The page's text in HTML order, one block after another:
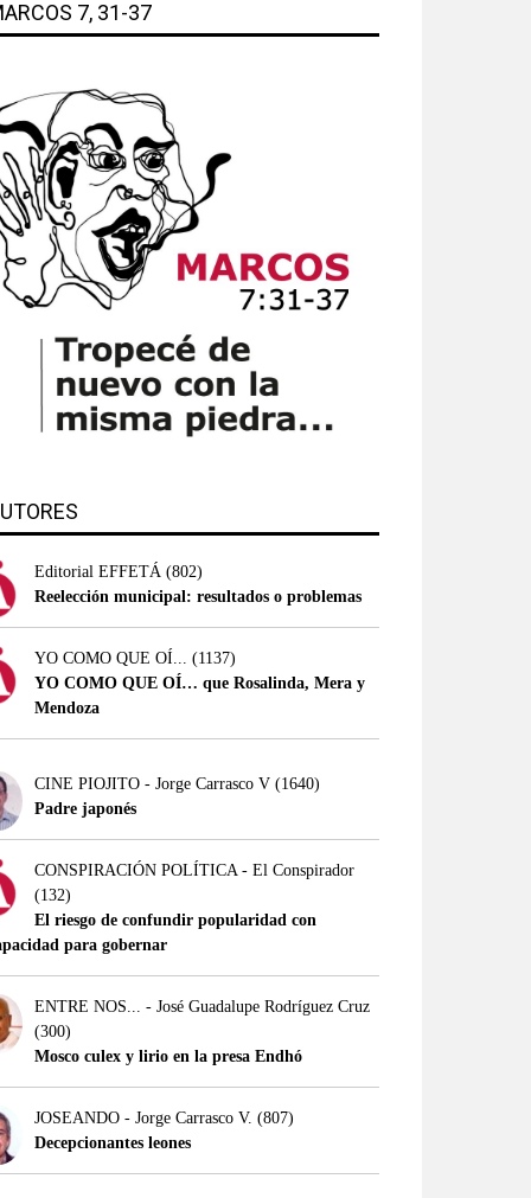
7, 31-37
Editorial EFFETÁ (802)
Reelección municipal: resultados o problemas
YO COMO QUE OÍ... (1137)
YO COMO QUE OÍ… que Rosalinda, Mera y
Mendoza
CINE PIOJITO - Jorge Carrasco V (1640)
Padre japonés
CONSPIRACIÓN POLÍTICA - El Conspirador
(132)
El riesgo de confundir popularidad con
para gobernar
ENTRE NOS... - José Guadalupe Rodríguez Cruz
(300)
Mosco culex y lirio en la presa Endhó
JOSEANDO - Jorge Carrasco V. (807)
Decepcionantes leones